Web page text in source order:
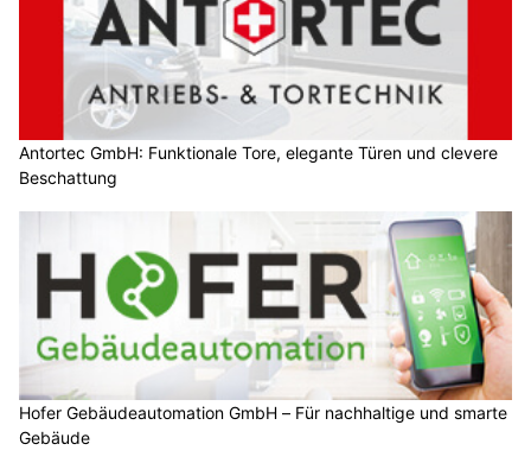
Antortec GmbH: Funktionale Tore, elegante Türen und clevere
Beschattung
Hofer Gebäudeautomation GmbH – Für nachhaltige und smarte
Gebäude